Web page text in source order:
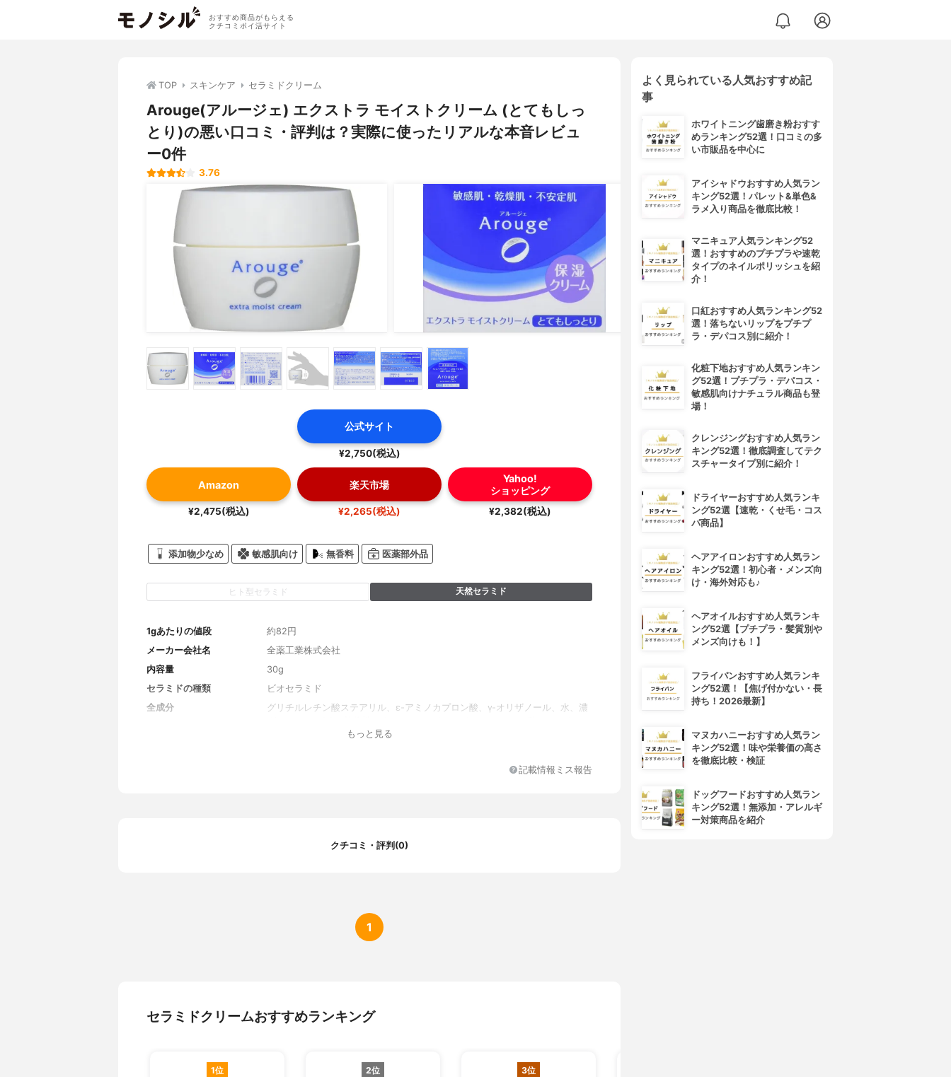
おすすめ商品がもらえる
クチコミポイ活サイト
TOP スキンケア セラミドクリーム
Arouge(アルージェ) エクストラ モイストクリーム (とてもしっ
とり)の悪い口コミ・評判は？実際に使ったリアルな本音レビュ
ー0件
3.76
公式サイト
¥2,750(税込)
Amazon
¥2,475(税込)
楽天市場
¥2,265(税込)
Yahoo!
ショッピング
¥2,382(税込)
添加物少なめ 敏感肌向け 無香料 医薬部外品
ヒト型セラミド 天然セラミド
1gあたりの値段
約82円
メーカー会社名
全薬工業株式会社
内容量
30g
セラミドの種類
ビオセラミド
全成分
グリチルレチン酸ステアリル、ε-アミノカプロン酸、γ-オリザノール、水、濃
トリット、カンゾウ葉エキス、シア脂、トリメチルグリシン、ヒアルロン酸Na
オクタン酸グリセリル、フェノキシエタノール、1,2-ヘキサンジオール、ベヘ
もっと見る
記載情報ミス報告
クチコミ・評判(0)
1
セラミドクリームおすすめランキング
1位 2位 3位
よく見られている人気おすすめ記
事
ホワイトニング歯磨き粉おすす
めランキング52選！口コミの多
い市販品を中心に
アイシャドウおすすめ人気ラン
キング52選！パレット&単色&
ラメ入り商品を徹底比較！
マニキュア人気ランキング52
選！おすすめのプチプラや速乾
タイプのネイルポリッシュを紹
介！
口紅おすすめ人気ランキング52
選！落ちないリップをプチプ
ラ・デパコス別に紹介！
化粧下地おすすめ人気ランキン
グ52選！プチプラ・デパコス・
敏感肌向けナチュラル商品も登
場！
クレンジングおすすめ人気ラン
キング52選！徹底調査してテク
スチャータイプ別に紹介！
ドライヤーおすすめ人気ランキ
ング52選【速乾・くせ毛・コス
パ商品】
ヘアアイロンおすすめ人気ラン
キング52選！初心者・メンズ向
け・海外対応も♪
ヘアオイルおすすめ人気ランキ
ング52選【プチプラ・髪質別や
メンズ向けも！】
フライパンおすすめ人気ランキ
ング52選！【焦げ付かない・長
持ち！2026最新】
マヌカハニーおすすめ人気ラン
キング52選！味や栄養価の高さ
を徹底比較・検証
ドッグフードおすすめ人気ラン
キング52選！無添加・アレルギ
ー対策商品を紹介